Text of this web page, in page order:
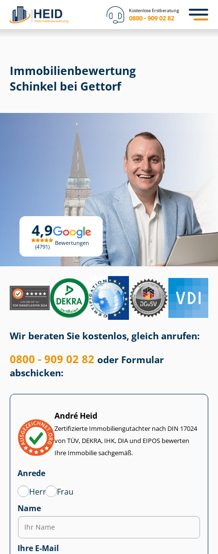
Kostenlose Erstberatung
0800 - 909 02 82
4,9
4791
Bewertungen
Immobilien­bewertung
Schinkel bei Gettorf
Wir beraten Sie kostenlos, gleich anrufen:
0800 - 909 02 82 oder Formular
abschicken:
André Heid
Zertifizierte Im­mo­bi­li­en­gut­ach­ter nach DIN 17024
von TÜV, DEKRA, IHK, DIA und EIPOS bewerten
Ihre Immobilie sachgemäß.
Anrede
Herr
Frau
Name
Ihre E-Mail